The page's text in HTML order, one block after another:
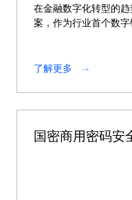
在金融数字化转型的
案，作为行业首个数字
行、企业服务门户、
银行全渠道系统，实
打通，为银行全方位
助。
了解更多
国密商用密码安